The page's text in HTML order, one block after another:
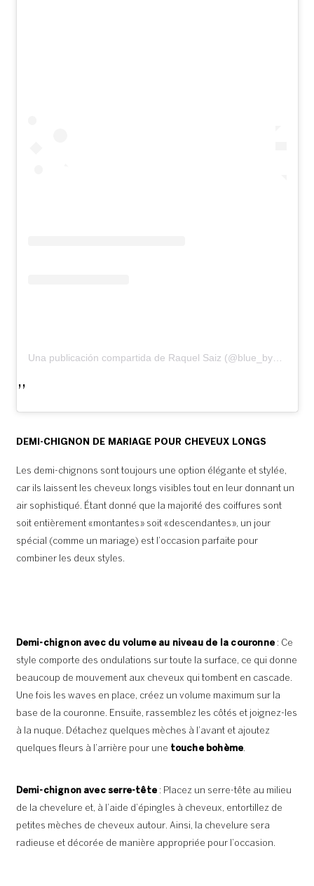
Una publicación compartida de Raquel Saiz (@blue_by_raquelsaiz)
DEMI-CHIGNON DE MARIAGE POUR CHEVEUX LONGS
Les demi-chignons sont toujours une option élégante et stylée,
car ils laissent les cheveux longs visibles tout en leur donnant un
air sophistiqué. Étant donné que la majorité des coiffures sont
soit entièrement « montantes » soit « descendantes », un jour
spécial (comme un mariage) est l’occasion parfaite pour
combiner les deux styles.
Demi-chignon avec du volume au niveau de la couronne: Ce
style comporte des ondulations sur toute la surface, ce qui donne
beaucoup de mouvement aux cheveux qui tombent en cascade.
Une fois les waves en place, créez un volume maximum sur la
base de la couronne. Ensuite, rassemblez les côtés et joignez-les
à la nuque. Détachez quelques mèches à l’avant et ajoutez
quelques fleurs à l’arrière pour une touche bohème.
Demi-chignon avec serre-tête : Placez un serre-tête au milieu
de la chevelure et, à l’aide d’épingles à cheveux, entortillez de
petites mèches de cheveux autour. Ainsi, la chevelure sera
radieuse et décorée de manière appropriée pour l’occasion.